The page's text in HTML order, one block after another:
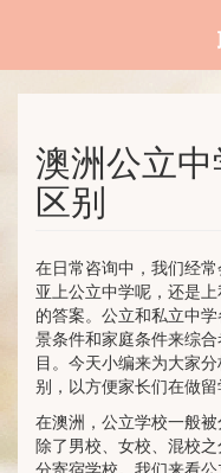
澳洲公立
区别
在日常咨询中，我们经
亚上公立中学呢，还是
的答案。公立和私立中
景条件和家庭条件来综
目。今天小编来为大家
别，以方便家长们在做留
在澳洲，公立学校一般
除了男校、女校、混校